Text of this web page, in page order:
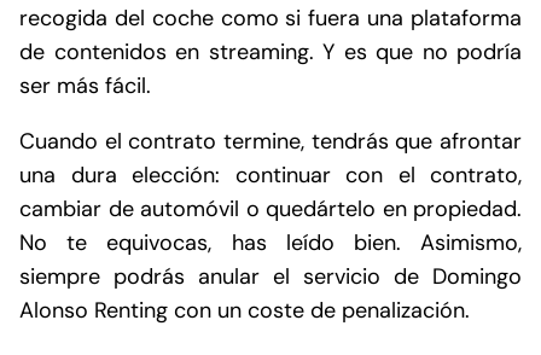
recogida del coche como si fuera una plataforma
de contenidos en streaming. Y es que no podría
ser más fácil.
Cuando el contrato termine, tendrás que afrontar
una dura elección: continuar con el contrato,
cambiar de automóvil o quedártelo en propiedad.
No te equivocas, has leído bien. Asimismo,
siempre podrás anular el servicio de Domingo
Alonso Renting con un coste de penalización.